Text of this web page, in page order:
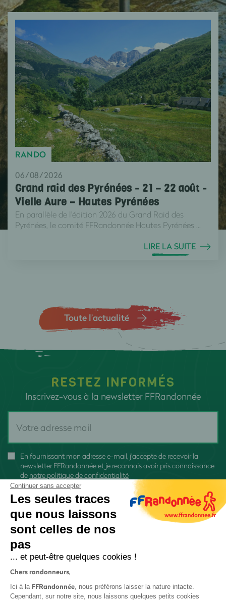
RANDO
06/08/2026
Grand raid des Pyrénées - 21 – 22 août -
Vielle Aure – Hautes Pyrénées
En parallèle de l'édition 2026 du Grand Raid des
Pyrénées, le comité FFRandonnée Hautes Pyrénées ...
LIRE LA SUITE
Toute l’actualité
RESTEZ INFORMÉS
Inscrivez-vous à la newsletter FFRandonnée
En fournissant mon adresse e-mail, j'accepte de recevoir la
newsletter FFRandonnée et je reconnais avoir pris connaissance
de notre politique de confidentialité
Continuer sans accepter
Les seules traces
que nous laissons
sont celles de nos
pas
... et peut-être quelques cookies !
Chers randonneurs,
Ici à la FFRandonnée, nous préférons laisser la nature intacte.
Cependant, sur notre site, nous laissons quelques petits cookies